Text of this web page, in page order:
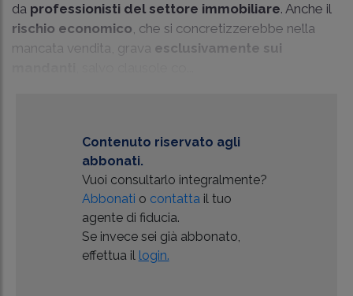
da professionisti del settore immobiliare. Anche il
rischio economico, che si concretizzerebbe nella
mancata vendita, grava esclusivamente sui
Contenuto riservato agli
abbonati.
Vuoi consultarlo integralmente?
Abbonati o contattail tuo
agente di fiducia.
Se invece sei già abbonato,
effettua il login.